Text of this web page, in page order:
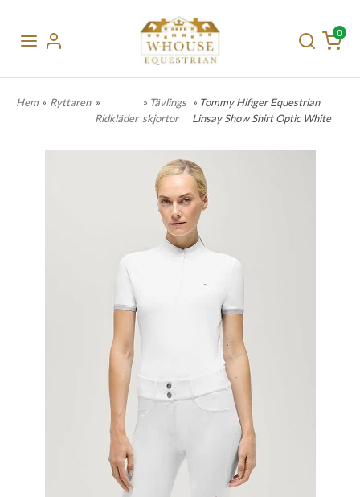
0
Hem » Ryttaren »
Ridkläder
» Tävlings
skjortor
» Tommy Hifiger Equestrian
Linsay Show Shirt Optic White